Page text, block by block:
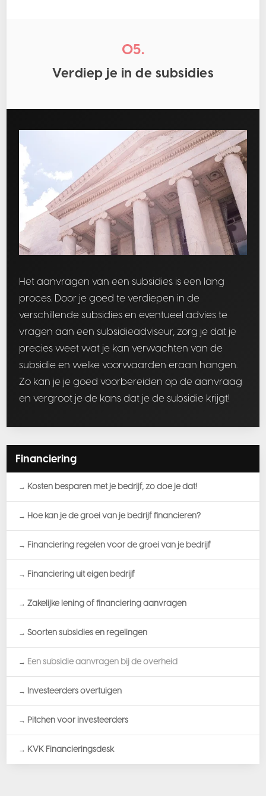
05.
Verdiep je in de subsidies
Het aanvragen van een subsidies is een lang
proces. Door je goed te verdiepen in de
verschillende subsidies en eventueel advies te
vragen aan een subsidieadviseur, zorg je dat je
precies weet wat je kan verwachten van de
subsidie en welke voorwaarden eraan hangen.
Zo kan je je goed voorbereiden op de aanvraag
en vergroot je de kans dat je de subsidie krijgt!
Financiering
Kosten besparen met je bedrijf, zo doe je dat!
Hoe kan je de groei van je bedrijf financieren?
Financiering regelen voor de groei van je bedrijf
Financiering uit eigen bedrijf
Zakelijke lening of financiering aanvragen
Soorten subsidies en regelingen
Een subsidie aanvragen bij de overheid
Investeerders overtuigen
Pitchen voor investeerders
KVK Financieringsdesk